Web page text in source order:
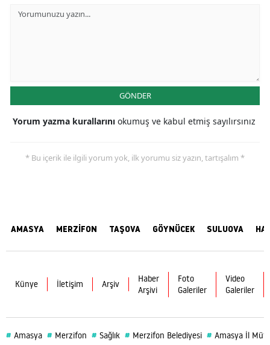
GÖNDER
Yorum yazma kurallarını okumuş ve kabul etmiş sayılırsınız
* Bu içerik ile ilgili yorum yok, ilk yorumu siz yazın, tartışalım *
AMASYA MERZİFON TAŞOVA GÖYNÜCEK SULUOVA
Künye İletişim Arşiv
Haber
Arşivi
Foto
Galeriler
Video
Galeriler
# Amasya # Merzifon # Sağlık # Merzifon Belediyesi # Amasya İl